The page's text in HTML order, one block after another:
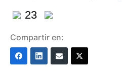
23
Compartir en: